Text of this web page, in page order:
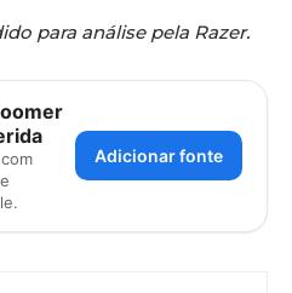
para análise pela Razer.
Adicionar fonte